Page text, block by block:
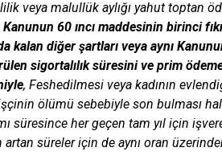
veya malullük aylığı yahut toptan
Kanunun 60 ıncı maddesinin birinci
kalan diğer şartları veya aynı
sigortalılık süresini ve prim
, Feshedilmesi veya kadının
ölümü sebebiyle son bulması
süresince her geçen tam yıl için
artan süreler için de aynı oran